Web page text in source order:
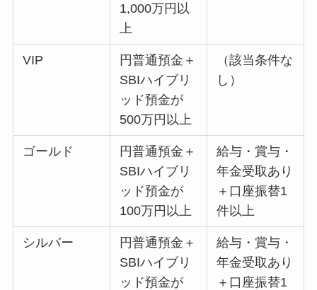
1,000万円以
上
VIP
円普通預金＋
SBIハイブリ
ッド預金が
500万円以上
（該当条件な
し）
ゴールド
円普通預金＋
SBIハイブリ
ッド預金が
100万円以上
給与・賞与・
年金受取あり
＋口座振替1
件以上
シルバー
円普通預金＋
SBIハイブリ
ッド預金が
給与・賞与・
年金受取あり
＋口座振替1